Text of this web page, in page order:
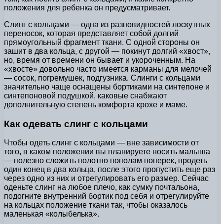
положения для ребенка он предусматривает.
Слинг с кольцами — одна из разновидностей лоскутных
переносок, которая представляет собой долгий
прямоугольный фрагмент ткани. С одной стороны он
зашит в два кольца, с другой — покинут долгий «хвост»,
но, время от времени он бывает и укороченным. На
«хвосте» довольно часто имеется карманы для мелочей
— сосок, погремушек, подгузника. Слинги с кольцами
значительно чаще оснащены бортиками на синтепоне и
синтепоновой подушкой, каковые снабжают
дополнительную степень комфорта крохе и маме.
Как одевать слинг с кольцами
Чтобы одеть слинг с кольцами — вне зависимости от
того, в каком положении вы планируете носить малыша
— полезно сложить полотно пополам поперек, продеть
один конец в два кольца, после этого пропустить еще раз
через одно из них и отрегулировать его размер. Сейчас
оденьте слинг на любое плечо, как сумку почтальона,
подогните внутренний бортик под себя и отрегулируйте
на кольцах положение ткани так, чтобы оказалось
маленькая «колыбелька».